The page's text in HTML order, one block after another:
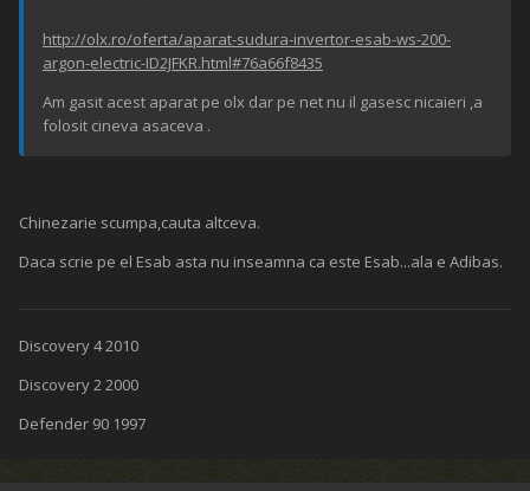
http://olx.ro/oferta/aparat-sudura-invertor-esab-ws-200-
argon-electric-ID2JFKR.html#76a66f8435
Am gasit acest aparat pe olx dar pe net nu il gasesc nicaieri ,a
folosit cineva asaceva .
Chinezarie scumpa,cauta altceva.
Daca scrie pe el Esab asta nu inseamna ca este Esab...ala e Adibas.
Discovery 4 2010
Discovery 2 2000
Defender 90 1997